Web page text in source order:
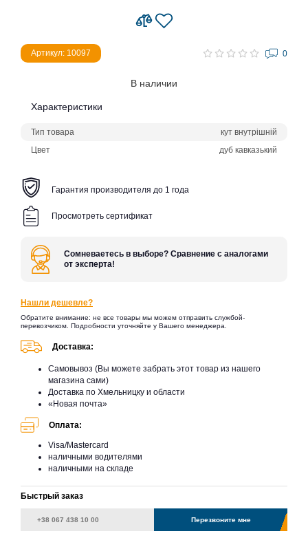
Артикул: 10097 0
В наличии
Характеристики
Тип товара
кут внутрішній
Цвет
дуб кавказький
Гарантия производителя до 1 года
Просмотреть сертификат
Сомневаетесь в выборе? Сравнение с аналогами
от эксперта!
Нашли дешевле?
Обратите внимание: не все товары мы можем отправить службой-
перевозчиком. Подробности уточняйте у Вашего менеджера.
Доставка:
Самовывоз (Вы можете забрать этот товар из нашего
магазина сами)
Доставка по Хмельницку и области
«Новая почта»
Оплата:
Visa/Mastercard
наличными водителями
наличными на складе
Быстрый заказ
Перезвоните мне